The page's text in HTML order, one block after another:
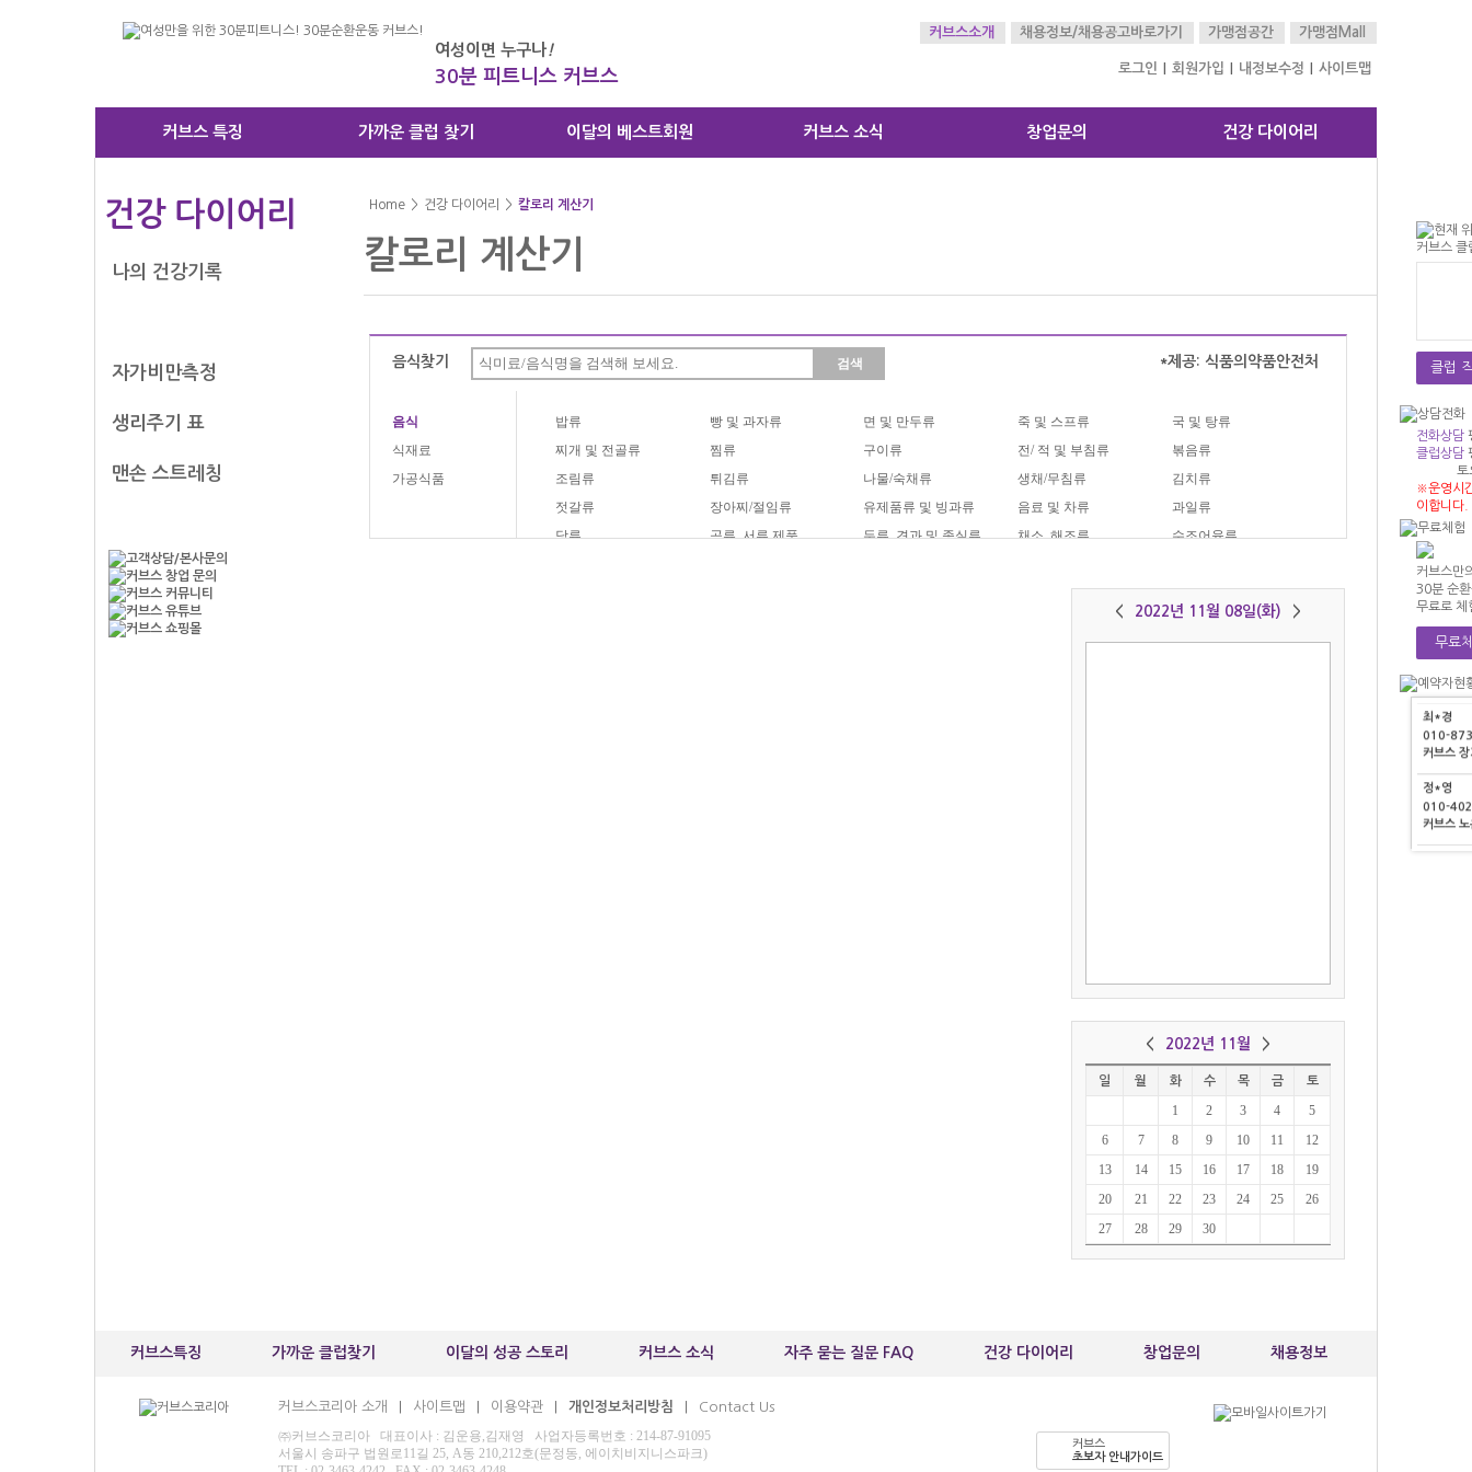
여성이면 누구나!
30분 피트니스 커브스
가맹점Mall
가맹점공간
채용정보/채용공고바로가기
커브스소개
로그인 회원가입 내정보수정 사이트맵
커브스 특징 가까운 클럽 찾기 이달의 베스트회원 커브스 소식 창업문의 건강 다이어리
건강 다이어리
나의 건강기록
자가비만측정
생리주기 표
맨손 스트레칭
Home > 건강 다이어리 > 칼로리 계산기
칼로리 계산기
음식찾기 검색 *제공: 식품의약품안전처
음식
식재료
가공식품
밥류 빵 및 과자류 면 및 만두류 죽 및 스프류
국 및 탕류
찌개 및 전골류
찜류 구이류 전/ 적 및 부침류
볶음류
조림류
튀김류 나물/숙채류 생채/무침류
김치류
젓갈류
장아찌/절임류 유제품류 및 빙과류 음료 및 차류
과일류
당류
곡류, 서류 제품 두류, 견과 및 종실류 채소, 해조류
수조어육류
<
2022년 11월 08일(화) >
< 2022년 11월 >
일 월 화 수 목 금 토
1 2 3 4
5
6
7 8 9 10 11
12
13
14 15 16 17 18
19
20
21 22 23 24 25
26
27
28 29 30
커브스특징 가까운 클럽찾기 이달의 성공 스토리 커브스 소식 자주 묻는 질문 FAQ 건강 다이어리 창업문의 채용정보
커브스코리아 소개 사이트맵 이용약관 개인정보처리방침 Contact Us
㈜커브스코리아 대표이사 : 김운용,김재영 사업자등록번호 : 214-87-91095
서울시 송파구 법원로11길 25, A동 210,212호(문정동, 에이치비지니스파크)
커브스
초보자 안내가이드
클럽
전화상담
클럽상담
토
※운영시
이합니다.
커브스만
30분 순
무료로 체
무료
정*영
010-
커브스 노
이*기
010-
커브스
김*순
커브스 주
최*경
010-
커브스
정*영
010-
커브스